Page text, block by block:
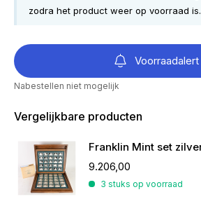
zodra het product weer op voorraad is.
Voorraadalert
Nabestellen niet mogelijk
Vergelijkbare producten
9.206,00
3 stuks op voorraad